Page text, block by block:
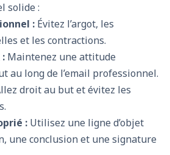
solide :
: Évitez l’argot, les
et les contractions.
Maintenez une attitude
au long de l’email professionnel.
droit au but et évitez les
: Utilisez une ligne d’objet
une conclusion et une signature